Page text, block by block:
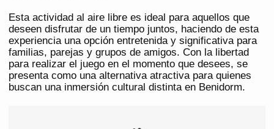
Esta actividad al aire libre es ideal para aquellos que
deseen disfrutar de un tiempo juntos, haciendo de esta
experiencia una opción entretenida y significativa para
familias, parejas y grupos de amigos. Con la libertad
para realizar el juego en el momento que desees, se
presenta como una alternativa atractiva para quienes
buscan una inmersión cultural distinta en Benidorm.